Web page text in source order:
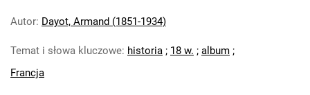
Autor: Dayot, Armand (1851-1934)
Temat i słowa kluczowe: historia ; 18 w. ; album ;
Francja